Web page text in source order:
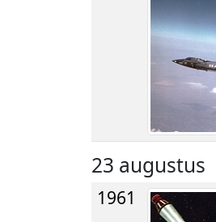
23 augustus
1961